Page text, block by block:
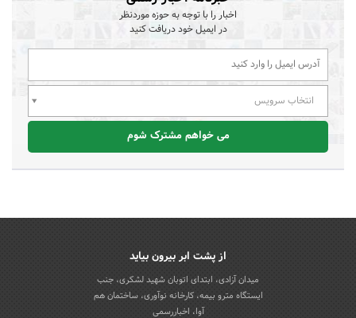
اخبار را با توجه به حوزه موردنظر
در ایمیل خود دریافت کنید
انتخاب سرویس
می خواهم مشترک شوم
از پشت ابر بیرون بیاید
میدان آزادی، ابتدای اتوبان شهید لشکری، جنب
ایستگاه مترو بیمه، کارخانه نوآوری، ساختمان هم
آوا، اخباررسمی